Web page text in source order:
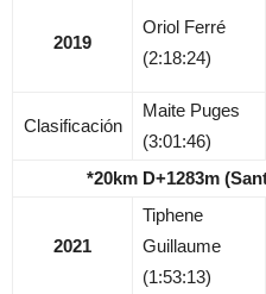
2019
Oriol Ferré
(2:18:24)
Clasificación
Maite Puges
(3:01:46)
*20km D+1283m
2021
Tiphene
Guillaume
(1:53:13)